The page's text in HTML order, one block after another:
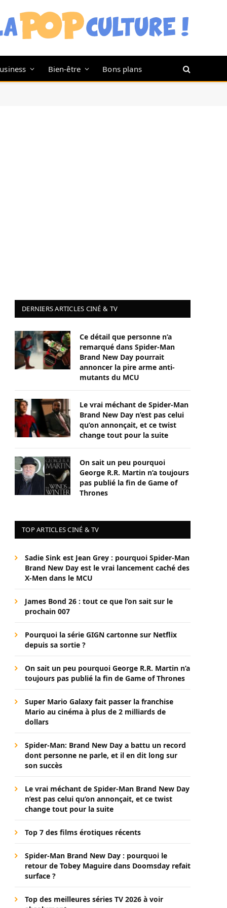
Bien-être Bons plans
DERNIERS ARTICLES CINÉ & TV
Ce détail que personne n’a
remarqué dans Spider-Man
Brand New Day pourrait
annoncer la pire arme anti-
mutants du MCU
Le vrai méchant de Spider-Man
Brand New Day n’est pas celui
qu’on annonçait, et ce twist
change tout pour la suite
On sait un peu pourquoi
George R.R. Martin n’a toujours
pas publié la fin de Game of
Thrones
TOP ARTICLES CINÉ & TV
Sadie Sink est Jean Grey : pourquoi Spider-Man
Brand New Day est le vrai lancement caché des
X-Men dans le MCU
James Bond 26 : tout ce que l’on sait sur le
prochain 007
Pourquoi la série GIGN cartonne sur Netflix
depuis sa sortie ?
On sait un peu pourquoi George R.R. Martin n’a
toujours pas publié la fin de Game of Thrones
Super Mario Galaxy fait passer la franchise
Mario au cinéma à plus de 2 milliards de
dollars
Spider-Man: Brand New Day a battu un record
dont personne ne parle, et il en dit long sur
son succès
Le vrai méchant de Spider-Man Brand New Day
n’est pas celui qu’on annonçait, et ce twist
change tout pour la suite
Top 7 des films érotiques récents
Spider-Man Brand New Day : pourquoi le
retour de Tobey Maguire dans Doomsday refait
surface ?
Top des meilleures séries TV 2026 à voir